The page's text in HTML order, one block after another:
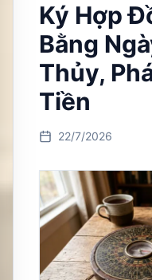
Ký Hợp
Bằng
Thủy,
Tiền
22/7/2026